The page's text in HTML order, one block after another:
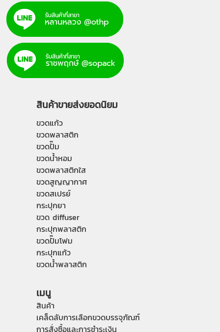
สินค้าขายส่งยอดนิยม
ขวดแก้ว
ขวดพลาสติก
ขวดปั๊ม
ขวดน้ำหอม
ขวดพลาสติกใส
ขวดสูญญากาศ
ขวดสเปรย์
กระปุกยา
ขวด diffuser
กระปุกพลาสติก
ขวดปั๊มโฟม
กระปุกแก้ว
ขวดน้ำพลาสติก
เมนู
สินค้า
เคล็ดลับการเลือกขวดบรรจุภัณฑ์
การสั่งซื้อและการชำระเงิน